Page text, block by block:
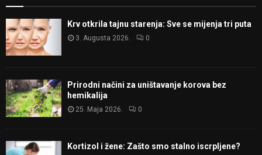
Krv otkrila tajnu starenja: Sve se mijenja tri puta
3. Augusta 2026. 0
Prirodni načini za uništavanje korova bez
hemikalija
25. Maja 2026. 0
Kortizol i žene: Zašto smo stalno iscrpljene?